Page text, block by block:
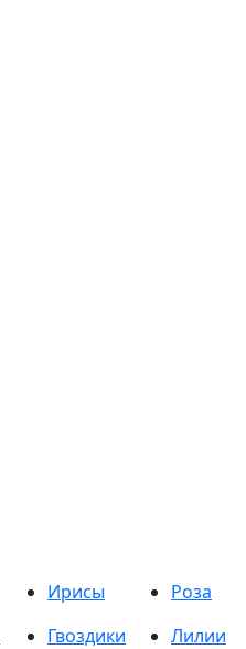
Ирисы
Роза
Гвоздики
Лилии